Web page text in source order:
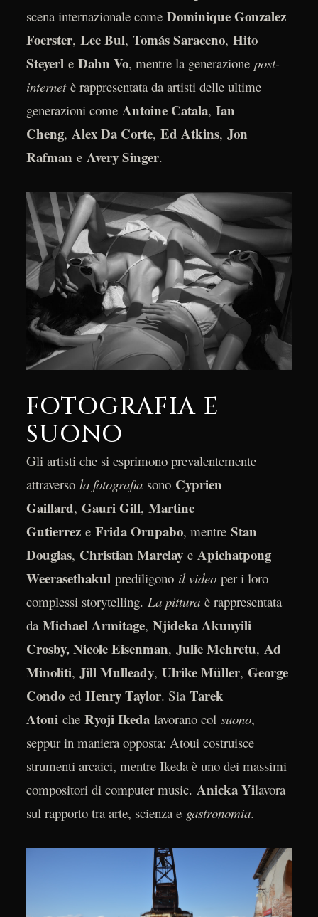
scena internazionale come Dominique Gonzalez
Foerster, Lee Bul, Tomás Saraceno, Hito
Steyerle Dahn Vo, mentre la generazione post-
internetè rappresentata da artisti delle ultime
generazioni come Antoine Catala, Ian
Cheng, Alex Da Corte, Ed Atkins, Jon
Rafman e Avery Singer.
FOTOGRAFIA E
SUONO
Gli artisti che si esprimono prevalentemente
attraverso la fotografiasono Cyprien
Gaillard, Gauri Gill, Martine
Gutierreze Frida Orupabo, mentre Stan
Douglas, Christian Marclaye Apichatpong
Weerasethakul prediligono il videoper i loro
complessi storytelling. La pitturaè rappresentata
da Michael Armitage, Njideka Akunyili
Crosby, Nicole Eisenman, Julie Mehretu, Ad
Minoliti, Jill Mulleady, Ulrike Müller, George
Condoed Henry Taylor. Sia Tarek
Atoui che Ryoji Ikeda lavorano col suono,
seppur in maniera opposta: Atoui costruisce
strumenti arcaici, mentre Ikeda è uno dei massimi
compositori di computer music. Anicka Yilavora
sul rapporto tra arte, scienza egastronomia.